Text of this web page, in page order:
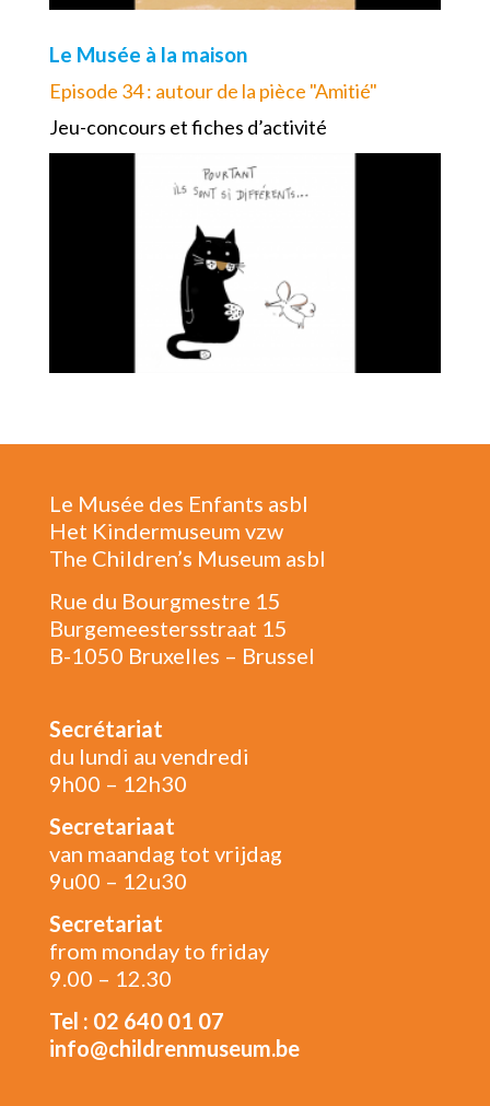
Le Musée à la maison
Episode 34 : autour de la pièce "Amitié"
Jeu-concours et fiches d’activité
Le Musée des Enfants asbl
Het Kindermuseum vzw
The Children’s Museum asbl
Rue du Bourgmestre 15
Burgemeestersstraat 15
B-1050 Bruxelles – Brussel
Secrétariat
du lundi au vendredi
9h00 – 12h30
Secretariaat
van maandag tot vrijdag
9u00 – 12u30
Secretariat
from monday to friday
9.00 – 12.30
Tel : 02 640 01 07
info@childrenmuseum.be